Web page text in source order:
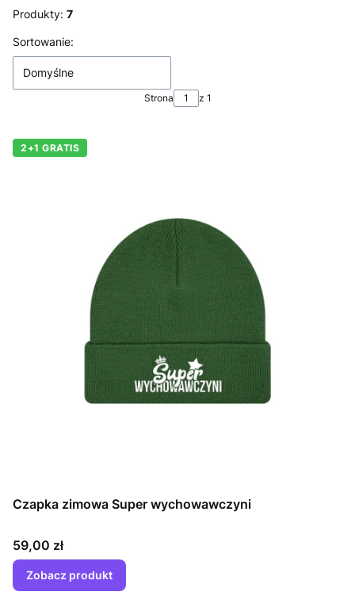
Produkty: 7
Lista produktów
Sortowanie:
Domyślne
Strona z 1
2+1 GRATIS
Czapka zimowa Super wychowawczyni
Cena
59,00 zł
Zobacz produkt